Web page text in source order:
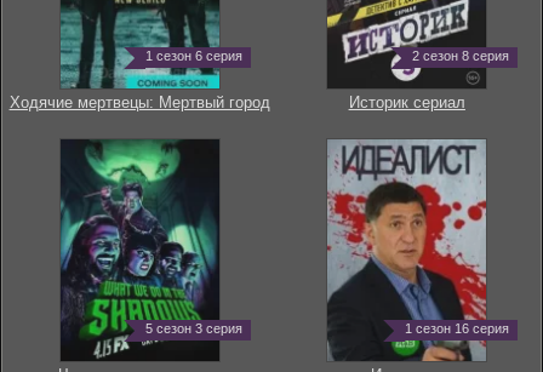
1 сезон 6 серия
Ходячие мертвецы: Мертвый город
2 сезон 8 серия
Историк сериал
5 сезон 3 серия 1 сезон 16 серия